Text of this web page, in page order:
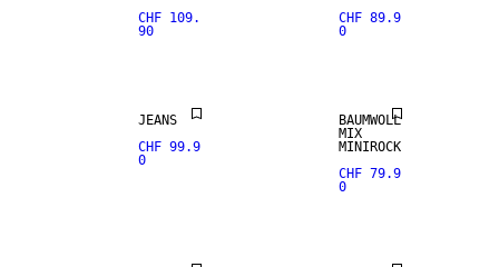
CHF 109.
90
CHF 89.9
0
JEANS
CHF 99.9
0
BAUMWOLL
MIX
MINIROCK
CHF 79.9
0